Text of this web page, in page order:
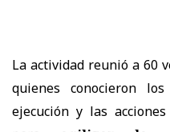
La actividad reunió a 60
quienes conocieron
ejecución y las